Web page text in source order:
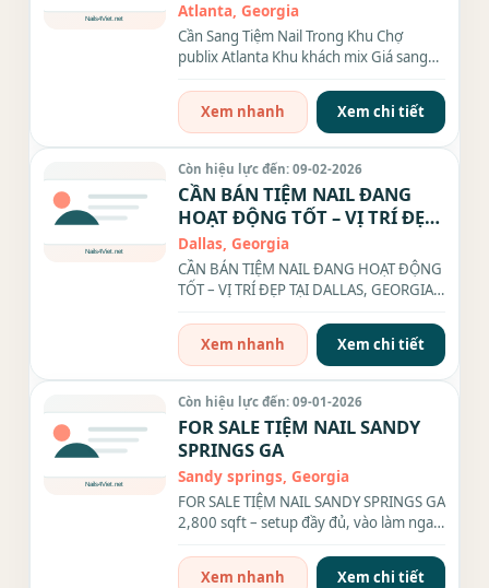
Atlanta, Georgia
Cần Sang Tiệm Nail Trong Khu Chợ
publix Atlanta Khu khách mix Giá sang
Xem nhanh
Xem chi tiết
Còn hiệu lực đến: 09-02-2026
CẦN BÁN TIỆM NAIL ĐANG
HOẠT ĐỘNG TỐT – VỊ TRÍ ĐẸP
TẠI DALLAS, GEORGIA.
Dallas, Georgia
CẦN BÁN TIỆM NAIL ĐANG HOẠT ĐỘNG
TỐT – VỊ TRÍ ĐẸP TẠI DALLAS, GEORGIA. -
Xem nhanh
Xem chi tiết
Còn hiệu lực đến: 09-01-2026
FOR SALE TIỆM NAIL SANDY
SPRINGS GA
Sandy springs, Georgia
FOR SALE TIỆM NAIL SANDY SPRINGS GA
2,800 sqft – setup đầy đủ, vào làm ngay
Xem nhanh
Xem chi tiết